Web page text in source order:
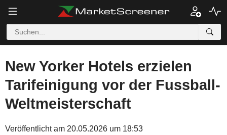
New Yorker Hotels erzielen
Tarifeinigung vor der Fussball-
Weltmeisterschaft
Veröffentlicht am 20.05.2026 um 18:53